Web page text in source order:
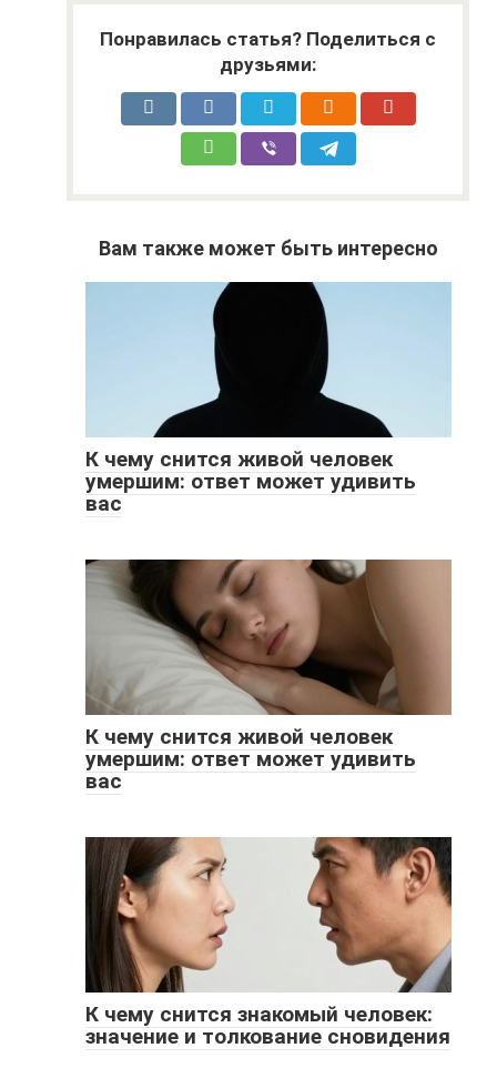
Понравилась статья? Поделиться с
друзьями:
Вам также может быть интересно
К чему снится живой человек
умершим: ответ может удивить
вас
К чему снится живой человек
умершим: ответ может удивить
вас
К чему снится знакомый человек:
значение и толкование сновидения